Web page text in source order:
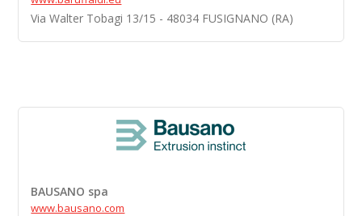
Via Walter Tobagi 13/15 - 48034 FUSIGNANO (RA)
BAUSANO spa
www.bausano.com